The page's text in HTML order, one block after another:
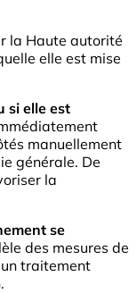
la Haute autorité
elle est mise
si elle est
manuellement
générale. De
la
se
des mesures de
traitement